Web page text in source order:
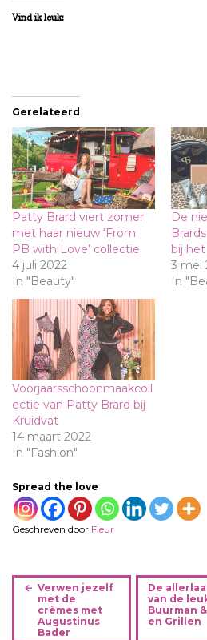
Vind ik leuk:
Gerelateerd
Patty Brard viert zomer
met haar nieuw ‘From
PB with Love’ collectie
4 juli 2022
In "Beauty"
De
bij
3 mei
In
Voorjaarsschoonmaakcoll
ectie van Patty Brard bij
Kruidvat
14 maart 2022
In "Fashion"
Spread the love
Geschreven door Fleur
B
Verwen jezelf
met de
crèmes met
Augustinus
Bader
De
van de
Buurman
en Grillen